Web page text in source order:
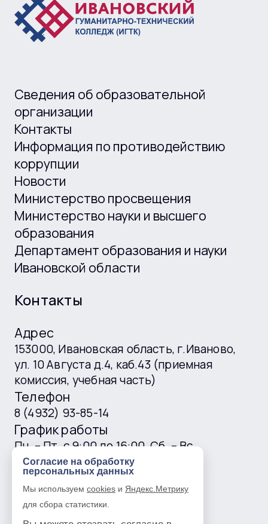
Сведения об образовательной
организации
Контакты
Информация по противодействию
коррупции
Новости
Министерство просвещения
Министерство науки и высшего
образования
Департамент образования и науки
Ивановской области
Контакты
Адрес
153000, Ивановская область, г.Иваново,
ул. 10 Августа д.4, каб.43 (приемная
комиссия, учебная часть)
Телефон
8 (4932) 93-85-14
График работы
Пн. – Пт. с 9:00 до 16:00, Сб. – Вс.
выходные
E-mail
ivgtk@mail.ru
Согласие на обработку
персональных данных
Мы используем cookies и Яндекс.Метрику
для сбора статистики.